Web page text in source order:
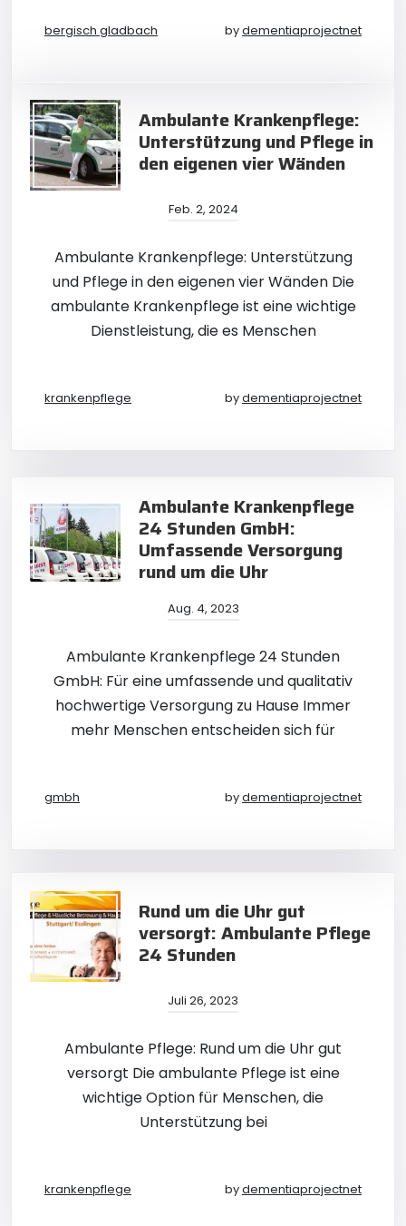
bergisch gladbach bydementiaprojectnet
Ambulante Krankenpflege:
Unterstützung und Pflege in
den eigenen vier Wänden
Feb. 2, 2024
Ambulante Krankenpflege: Unterstützung
und Pflege in den eigenen vier Wänden Die
ambulante Krankenpflege ist eine wichtige
Dienstleistung, die es Menschen
krankenpflege bydementiaprojectnet
Ambulante Krankenpflege
24 Stunden GmbH:
Umfassende Versorgung
rund um die Uhr
Aug. 4, 2023
Ambulante Krankenpflege 24 Stunden
GmbH: Für eine umfassende und qualitativ
hochwertige Versorgung zu Hause Immer
mehr Menschen entscheiden sich für
gmbh bydementiaprojectnet
Rund um die Uhr gut
versorgt: Ambulante Pflege
24 Stunden
Juli 26, 2023
Ambulante Pflege: Rund um die Uhr gut
versorgt Die ambulante Pflege ist eine
wichtige Option für Menschen, die
Unterstützung bei
krankenpflege bydementiaprojectnet